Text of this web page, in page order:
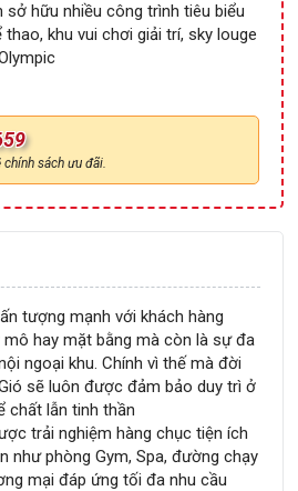
sở hữu nhiều công trình tiêu biểu
khu vui chơi giải trí, sky louge
sách ưu đãi.
tượng mạnh với khách hàng
mô hay mặt bằng mà còn là sự đa
ngoại khu. Chính vì thế mà đời
sẽ luôn được đảm bảo duy trì ở
chất lẫn tinh thần
trải nghiệm hàng chục tiện ích
như phòng Gym, Spa, đường chạy
mại đáp ứng tối đa nhu cầu